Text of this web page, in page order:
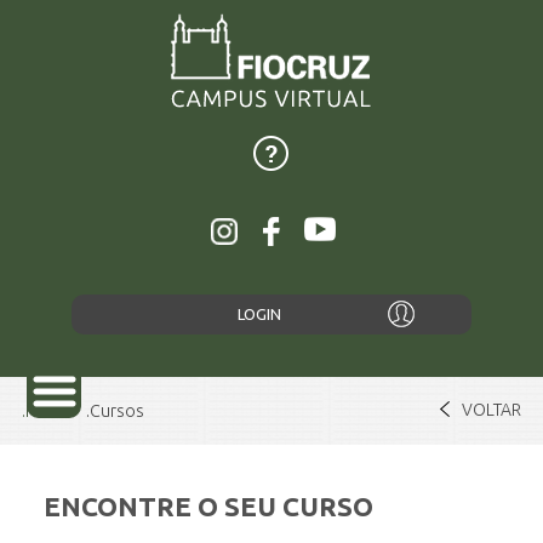
LOGIN
SOBRE
Home Cursos VOLTAR
ENCONTRE O SEU CURSO